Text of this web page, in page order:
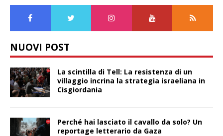
NUOVI POST
La scintilla di Tell: La resistenza di un
villaggio incrina la strategia israeliana in
Cisgiordania
Perché hai lasciato il cavallo da solo? Un
reportage letterario da Gaza